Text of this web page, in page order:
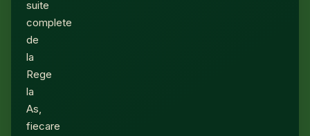
suite
complete
de
la
Rege
la
As,
fiecare